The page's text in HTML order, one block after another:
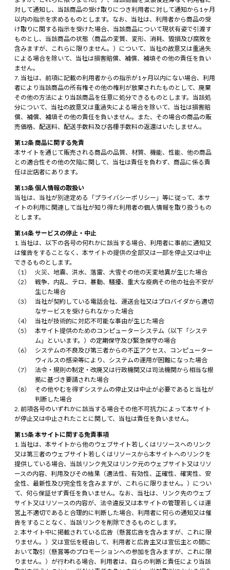
対して通知し、当該商品の受け取りにつき利用者に対して通知から1ヶ月
以内の指示を求めるものとします。なお、当社は、利用者から商品の受
け取りに関する指示を受けた場合、当該商品について現状有姿で引渡す
ものとし、当該商品の状態（商品の変質、変形、消耗、毀損及び腐敗を
含みますが、これらに限りません。）について、当社の故意又は重過失
による場合を除いて、当社は損害賠償、補償、補填その他の責任を負い
ません。
当社は、前項に記載の利用者からの指示が1ヶ月以内にない場合、利用
者により当該商品の所有権その他の権利が放棄されたものとして、廃棄
その他の方法により当該商品を任意に処分できるものとします。当該処
分について、当社の故意又は重過失による場合を除いて、当社は損害賠
償、補償、補填その他の責任を負いません。また、その場合の商品の販
売価格、配送料、配送手数料及び各種手数料の返還はいたしません。
第12条 商品に関する免責
本サイトを通じて販売される商品の品質、材質、機能、性能、他の商品
との適合性その他の欠陥に関して、当社は責任を負わず、商品に係る責
任は出店者にあります。
第13条 個人情報の取扱い
当社は、当社が別途定める「プライバシーポリシー」等に従って、本サ
イトの利用に関連して当社が知り得た利用者の個人情報を取り扱うもの
とします。
第14条 サービスの停止・中止
当社は、以下の各号の何れかに該当する場合、利用者に事前に通知又
は催告をすることなく、本サイトの提供の全部又は一部を停止又は中止
できるものとします。
火災、地震、洪水、落雷、大雪その他の天変地異が生じた場合
戦争、内乱、テロ、暴動、騒擾、重大な疫病その他の社会不安が
生じた場合
当社が契約している電話会社、運送会社又はプロバイダから適切
なサービスを受けられなかった場合
当社が技術的に対応不可能な事由が生じた場合
本サイト提供のためのコンピューターシステム（以下「システ
ム」といいます。）の定期保守及び緊急保守の場合
システムの不良及び第三者からの不正アクセス、コンピューター
ウィルスの感染等により、システムの運用が困難になった場合
法令・規則の制定・改廃又は行政機関又は司法機関から相当な根
拠に基づき要請された場合
その他やむを得ずシステムの停止又は中止が必要であると当社が
判断した場合
前項各号のいずれかに該当する場合その他不可抗力によって本サイト
が停止又は中止されたことに関して、当社は責任を負いません。
第15条 本サイトに関する免責事項
当社は、本サイトから他のウェブサイト若しくはリソースへのリンク
又は第三者のウェブサイト若しくはリソースから本サイトへのリンクを
提供している場合、当該リンク先又はリンク元のウェブサイト又はリソ
ースの内容、利用及びその結果（適法性、有効性、正確性、確実性、安
全性、最新性及び完全性を含みますが、これらに限りません。）につい
て、何ら保証せず責任を負いません。なお、当社は、リンク先のウェブ
サイト又はリソースの内容が、法令違反又は本サイトの管理若しくは運
営上不適切であると合理的に判断した場合、利用者に何らの通知又は催
告をすることなく、当該リンクを削除できるものとします。
本サイト中に掲載されている広告（懸賞広告を含みますが、これに限
りません。）又は宣伝を経由して、利用者と広告主又は宣伝主との間に
おいて取引（懸賞等のプロモーションへの参加を含みますが、これに限
りません。）が行われる場合、利用者は、自らの判断と責任により当該